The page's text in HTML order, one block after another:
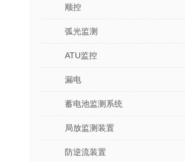
顺控
弧光监测
ATU监控
漏电
蓄电池监测系统
局放监测装置
防逆流装置